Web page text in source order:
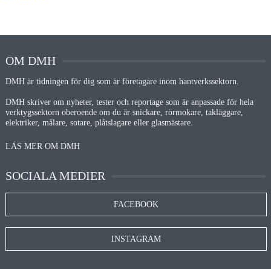
OM DMH
DMH är tidningen för dig som är företagare inom hantverkssektorn.
DMH skriver om nyheter, tester och reportage som är anpassade för hela
verktygssektorn oberoende om du är snickare, rörmokare, takläggare,
elektriker, målare, sotare, plåtslagare eller glasmästare.
LÄS MER OM DMH
SOCIALA MEDIER
FACEBOOK
INSTAGRAM